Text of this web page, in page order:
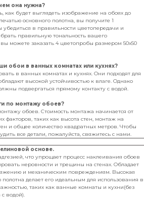
она нужна?
как будет выглядеть изображение на обоях до
основного полотна, вы получите 1
убедиться в правильности цветопередачи и
правильную тональность вашего
можете заказать 4 цветопробы размером 50х50
обои в ванных комнатах или кухнях?
в ванных комнатах и кухнях. Они подходят для
высокой устойчивостью к влаге. Однако
подвергаться прямому контакту с водой.
по монтажу обоев?
обоев. Стоимость монтажа начинается от
факторов, таких как высота стен, монтаж на
и общее количество квадратных метров. Чтобы
все детали, пожалуйста, свяжитесь с нами.
основе.
что упрощает процесс наклеивания обоев
неровности и трещины на стенах. Обладает
и механическим повреждениям. Высокая
полотна делает его идеальным для использования в
таких как ванные комнаты и кухни(без
с водой).